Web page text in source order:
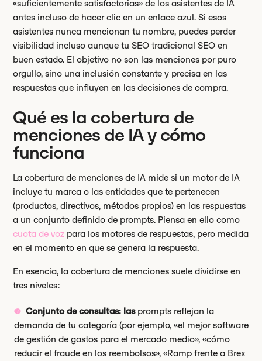
«suficientemente satisfactorias» de los asistentes de IA
antes incluso de hacer clic en un enlace azul. Si esos
asistentes nunca mencionan tu nombre, puedes perder
visibilidad incluso aunque tu SEO tradicional SEO en
buen estado. El objetivo no son las menciones por puro
orgullo, sino una inclusión constante y precisa en las
respuestas que influyen en las decisiones de compra.
Qué es la cobertura de
menciones de IA y cómo
funciona
La cobertura de menciones de IA mide si un motor de IA
incluye tu marca o las entidades que te pertenecen
(productos, directivos, métodos propios) en las respuestas
a un conjunto definido de prompts. Piensa en ello como
cuota de voz para los motores de respuestas, pero medida
en el momento en que se genera la respuesta.
En esencia, la cobertura de menciones suele dividirse en
tres niveles:
Conjunto de consultas: las prompts reflejan la
demanda de tu categoría (por ejemplo, «el mejor software
de gestión de gastos para el mercado medio», «cómo
reducir el fraude en los reembolsos», «Ramp frente a Brex